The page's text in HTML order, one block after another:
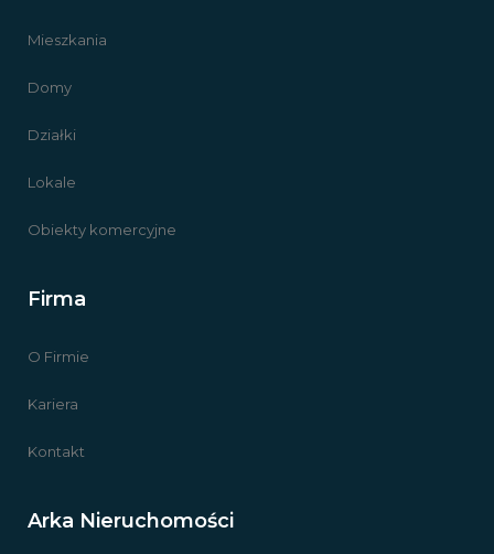
Mieszkania
Domy
Działki
Lokale
Obiekty komercyjne
Firma
O Firmie
Kariera
Kontakt
Arka Nieruchomości